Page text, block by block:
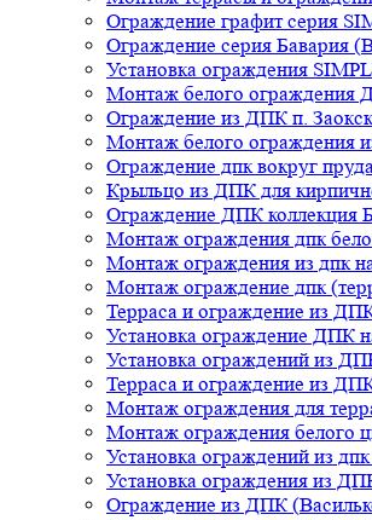
Ограждение графит серия
Ограждение серия Бавария
Установка ограждения
Монтаж белого ограждения
Ограждение из ДПК п.
Монтаж белого ограждения
Ограждение дпк вокруг
Крыльцо из ДПК для
Ограждение ДПК коллекция
Монтаж ограждения дпк
Монтаж ограждения из дпк
Монтаж ограждение дпк
Терраса и ограждение из
Установка ограждение ДПК
Установка ограждений из
Терраса и ограждение из
Монтаж ограждения для
Монтаж ограждения белого
Установка ограждений из
Установка ограждения из
Ограждение из ДПК